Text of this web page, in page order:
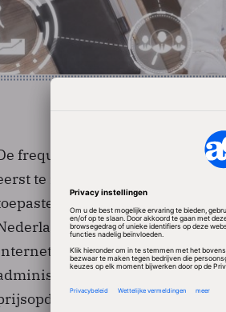
frequentieveiling vindt plaats
te rade bij overheden van
Zweden, Noorwegen
al voor. Heemskerk
een betere kans
lasten voor de
verkleind.